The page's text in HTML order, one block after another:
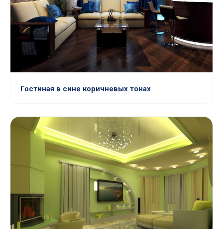
Гостиная в сине коричневых тонах